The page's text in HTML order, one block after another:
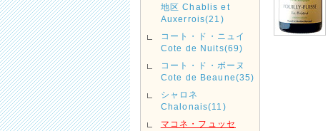
地区 Chablis et
Auxerrois(21)
コート・ド・ニュイ
Cote de Nuits(69)
コート・ド・ボーヌ
Cote de Beaune(35)
シャロネ
Chalonais(11)
マコネ・フュッセ